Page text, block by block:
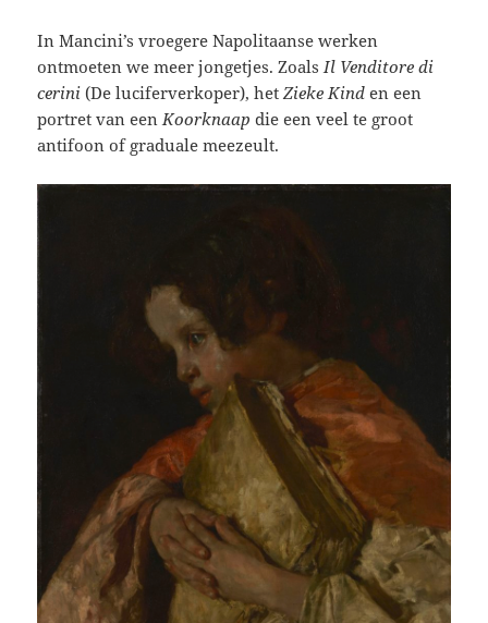
In Mancini’s vroegere Napolitaanse werken
ontmoeten we meer jongetjes. Zoals Il Venditore di
cerini (De luciferverkoper), hetZieke Kind en een
portret van een Koorknaap die een veel te groot
antifoon of graduale meezeult.